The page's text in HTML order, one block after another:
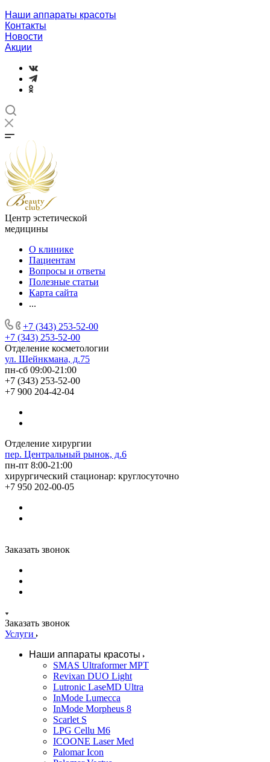
Наши аппараты красоты
Контакты
Новости
Акции
Центр эстетической
медицины
О клинике
Пациентам
Вопросы и ответы
Полезные статьи
Карта сайта
...
+7 (343) 253-52-00
+7 (343) 253-52-00
Отделение косметологии
ул. Шейнкмана, д.75
пн-сб 09:00-21:00
+7 (343) 253-52-00
+7 900 204-42-04
Отделение хирургии
пер. Центральный рынок, д.6
пн-пт 8:00-21:00
хирургический стационар: круглосуточно
+7 950 202-00-05
Заказать звонок
Заказать звонок
Услуги
Наши аппараты красоты
SMAS Ultraformer MPT
Revixan DUO Light
Lutronic LaseMD Ultra
InMode Lumecca
InMode Morpheus 8
Scarlet S
LPG Cellu M6
ICOONE Laser Med
Palomar Icon